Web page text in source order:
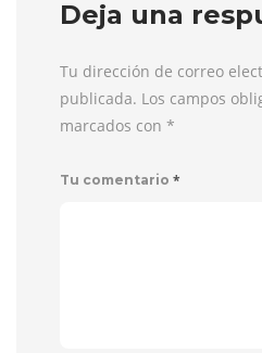
Deja una
Tu dirección de correo
publicada. Los campos
marcados con *
Tu comentario *